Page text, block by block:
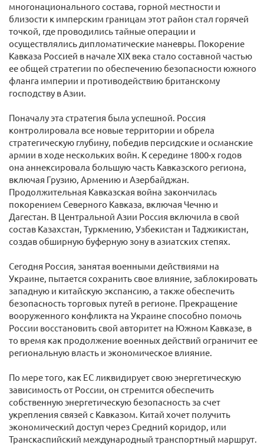
многонационального состава, горной местности и
близости к имперским границам этот район стал горячей
точкой, где проводились тайные операции и
осуществлялись дипломатические маневры. Покорение
Кавказа Россией в начале XIX века стало составной частью
ее общей стратегии по обеспечению безопасности южного
фланга империи и противодействию британскому
господству в Азии.
Поначалу эта стратегия была успешной. Россия
контролировала все новые территории и обрела
стратегическую глубину, победив персидские и османские
армии в ходе нескольких войн. К середине 1800-х годов
она аннексировала большую часть Кавказского региона,
включая Грузию, Армению и Азербайджан.
Продолжительная Кавказская война закончилась
покорением Северного Кавказа, включая Чечню и
Дагестан. В Центральной Азии Россия включила в свой
состав Казахстан, Туркмению, Узбекистан и Таджикистан,
создав обширную буферную зону в азиатских степях.
Сегодня Россия, занятая военными действиями на
Украине, пытается сохранить свое влияние, заблокировать
западную и китайскую экспансию, а также обеспечить
безопасность торговых путей в регионе. Прекращение
вооруженного конфликта на Украине способно помочь
России восстановить свой авторитет на Южном Кавказе, в
то время как продолжение военных действий ограничит ее
региональную власть и экономическое влияние.
По мере того, как ЕС ликвидирует свою энергетическую
зависимость от России, он стремится обеспечить
собственную энергетическую безопасность за счет
укрепления связей с Кавказом. Китай хочет получить
экономический доступ через Средний коридор, или
Транскаспийский международный транспортный маршрут.